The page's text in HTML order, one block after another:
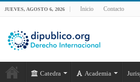
JUEVES, AGOSTO 6, 2026 Inicio Contacto
Catedra Academia